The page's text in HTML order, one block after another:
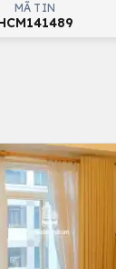
MÃ TIN